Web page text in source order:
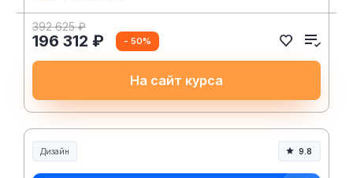
392 625 ₽
196 312 ₽ - 50%
На сайт курса
Дизайн 9.8